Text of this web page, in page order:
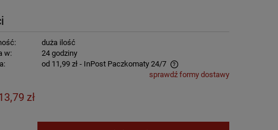
duża ilość
w:
24 godziny
od 11,99 zł - InPost Paczkomaty 24/7
Cena nie zawiera ewentualnych kosztów
płatności
sprawdź formy dostawy
zł